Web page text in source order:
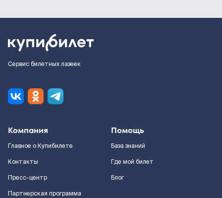
Сервис билетных лазеек
Компания
Главное о Купибилете
Контакты
Пресс-центр
Партнерская программа
Помощь
База знаний
Где мой билет
Блог